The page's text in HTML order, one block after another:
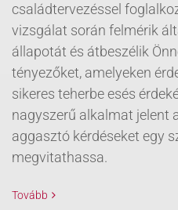
családtervezéssel
vizsgálat során felmérik
állapotát és átbeszélik
tényezőket, amelyeken
sikeres teherbe esés
nagyszerű alkalmat jelent
aggasztó kérdéseket egy
megvitathassa.
Tovább